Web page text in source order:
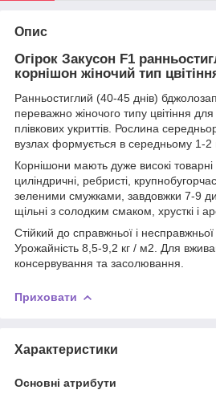
Опис
Огірок Закусон F1
корнішон жіночий тип
Ранньостиглий (40-45 днів)
переважно жіночого типу цвітіння для
плівкових укриттів. Рослина
вузлах формується в середньому 1-2
Корнішони мають дуже високі товарні
циліндричні, ребристі,
зеленими смужками, завдовжки 7-9
щільні з солодким смаком, хрусткі і
Стійкий до справжньої і
Урожайність 8,5-9,2 кг / м2. Для
консервування та засолювання.
Приховати
Характеристики
Основні атрибути